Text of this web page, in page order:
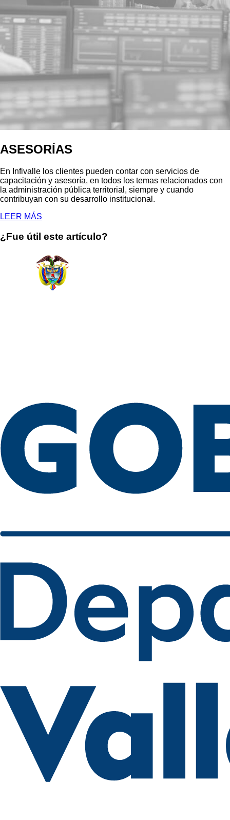
ASESORÍAS
En Infivalle los clientes pueden contar con servicios de
capacitación y asesoría, en todos los temas relacionados con
la administración pública territorial, siempre y cuando
contribuyan con su desarrollo institucional.
LEER MÁS
¿Fue útil este artículo?